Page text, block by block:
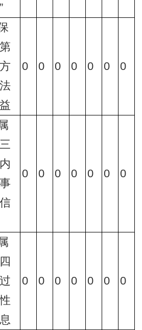
0 0 0 0 0 0 0
0 0 0 0 0 0 0
0 0 0 0 0 0 0